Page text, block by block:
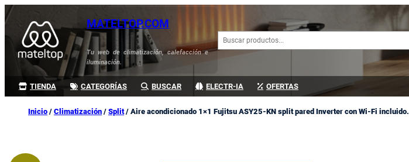
Saltar
al
contenido
MATELTOP.COM
Tu web de climatización, calefacción e
iluminación.
u
a
r
TIENDA CATEGORÍAS BUSCAR ELECTR-IA OFERTAS
Inicio / Climatización / Split/ Aire acondicionado 1×1 Fujitsu ASY25-KN split pared Inverter con Wi-Fi incluido.